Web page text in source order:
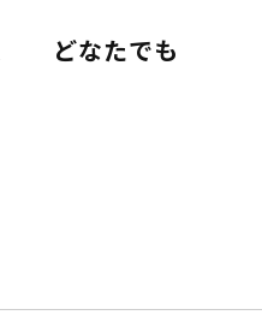
どなたでも ※申